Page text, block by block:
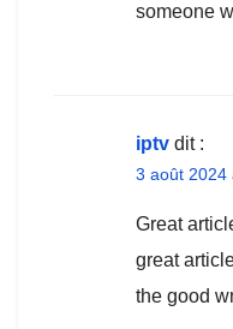
someone
iptv dit :
3 août 2024
Great
great
the good